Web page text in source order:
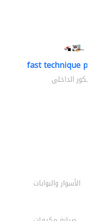
fast technique pre-
الديكور الداخلي
الأسوار والبوابات